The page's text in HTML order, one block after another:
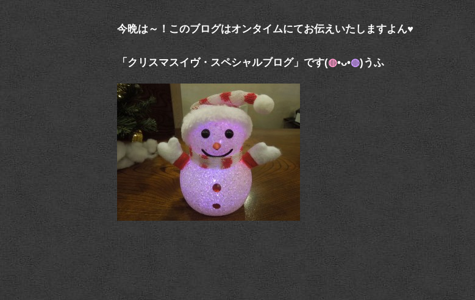
今晩は～！このブログはオンタイムにてお伝えいたしますよん♥
「クリスマスイヴ・スペシャルブログ」です(◍•ᴗ•◍)うふ